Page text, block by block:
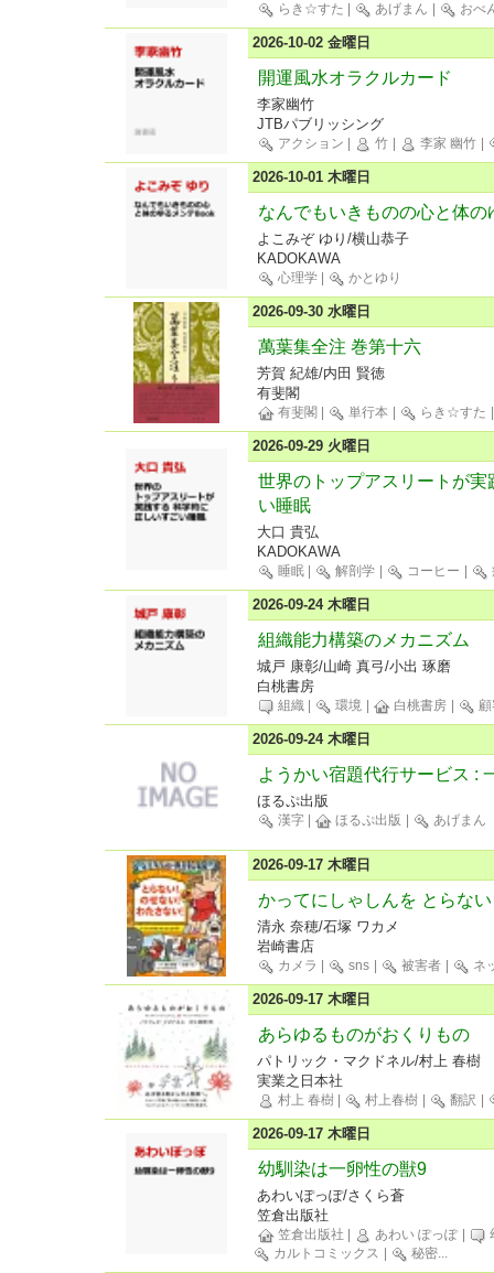
らき☆すた あげまん おべ
2026-10-02 金曜日
開運風水オラクルカード
李家幽竹
JTBパブリッシング
アクション 竹 李家 幽竹
2026-10-01 木曜日
なんでもいきものの心と体の
よこみぞ ゆり/横山恭子
KADOKAWA
心理学 かとゆり
2026-09-30 水曜日
萬葉集全注 巻第十六
芳賀 紀雄/内田 賢徳
有斐閣
有斐閣 単行本 らき☆すた
2026-09-29 火曜日
世界のトップアスリートが
い睡眠
大口 貴弘
KADOKAWA
睡眠 解剖学 コーヒー
2026-09-24 木曜日
組織能力構築のメカニズム
城戸 康彰/山崎 真弓/小出 琢磨
白桃書房
組織 環境 白桃書房
2026-09-24 木曜日
ようかい宿題代行サービス :
ほるぷ出版
漢字 ほるぷ出版 あげまん
2026-09-17 木曜日
かってにしゃしんを とらな
清永 奈穂/石塚 ワカメ
岩崎書店
カメラ sns 被害者 ネ
2026-09-17 木曜日
あらゆるものがおくりもの
パトリック・マクドネル/村上 春樹
実業之日本社
村上 春樹 村上春樹 翻訳
2026-09-17 木曜日
幼馴染は一卵性の獣9
あわいぽっぽ/さくら蒼
笠倉出版社
笠倉出版社 あわい ぽっぽ
カルトコミックス
秘密...